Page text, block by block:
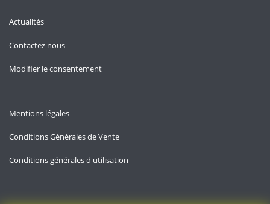
Actualités
Contactez nous
Modifier le consentement
Mentions légales
Conditions Générales de Vente
Conditions générales d'utilisation